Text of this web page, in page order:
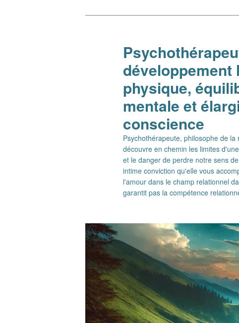
développement
physique,
mentale et
conscience
Psychothérapeute, philosophe de
découvre en chemin les limites
et le danger de perdre notre sens
intime conviction qu'elle vous
l'amour dans le champ relationnel
garantit pas la compétence